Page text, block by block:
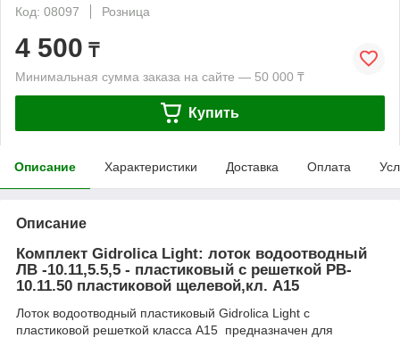
Код: 08097
Розница
4 500 ₸
Минимальная сумма заказа на сайте — 50 000 ₸
Купить
Описание Характеристики Доставка Оплата
Описание
Комплект Gidrolica Light: лоток водоотводный
ЛВ -10.11,5.5,5 - пластиковый с решеткой РВ-
10.11.50 пластиковой щелевой,кл. A15
Лоток водоотводный пластиковый Gidrolica Light с
пластиковой решеткой класса А15 предназначен для